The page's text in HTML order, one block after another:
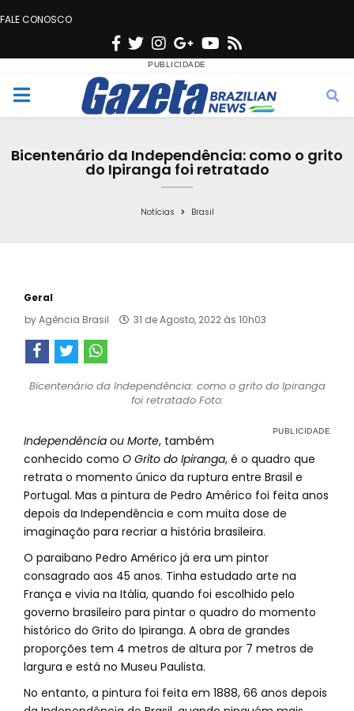
FALE CONOSCO
F
c
e
o
T
w
i
t
e
n
s
t
g
r
a
G
o
o
g
e
Y
u
t
b
s
M
Bicentenário da Independência: como o grito
do Ipiranga foi retratado
Notícias Brasil
Geral
byAgência Brasil 31 de Agosto, 2022 às 10h03
Bicentenário da Independência: como o grito do Ipiranga
foi retratado Foto:
Independência ou Morte, também
conhecido como O Grito do Ipiranga, é o quadro que
retrata o momento único da ruptura entre Brasil e
Portugal. Mas a pintura de Pedro Américo foi feita anos
depois da Independência e com muita dose de
imaginação para recriar a história brasileira.
O paraibano Pedro Américo já era um pintor
consagrado aos 45 anos. Tinha estudado arte na
França e vivia na Itália, quando foi escolhido pelo
governo brasileiro para pintar o quadro do momento
histórico do Grito do Ipiranga. A obra de grandes
proporções tem 4 metros de altura por 7 metros de
largura e está no Museu Paulista.
No entanto, a pintura foi feita em 1888, 66 anos depois